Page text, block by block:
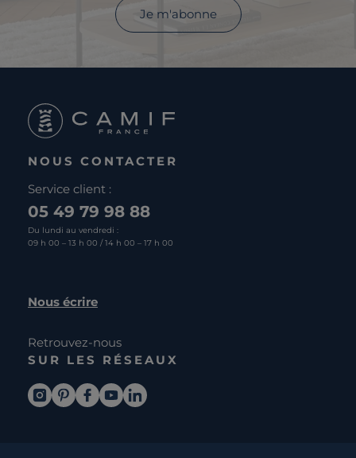
Je m'abonne
NOUS CONTACTER
Service client :
05 49 79 98 88
Du lundi au vendredi :
09 h 00 – 13 h 00 / 14 h 00 – 17 h 00
Nous écrire
Retrouvez-nous
SUR LES RÉSEAUX